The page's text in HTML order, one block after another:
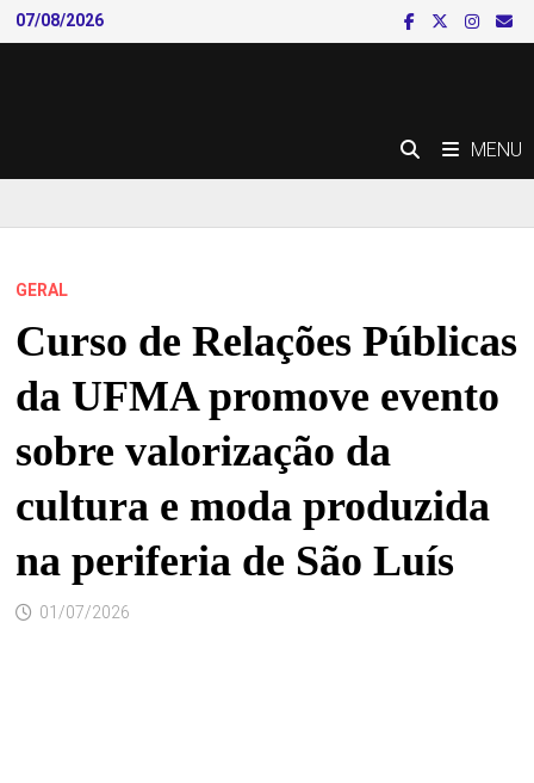
Skip
to
07/08/2026
MENU
GERAL
Curso de Relações Públicas
da UFMA promove evento
sobre valorização da
cultura e moda produzida
na periferia de São Luís
01/07/2026